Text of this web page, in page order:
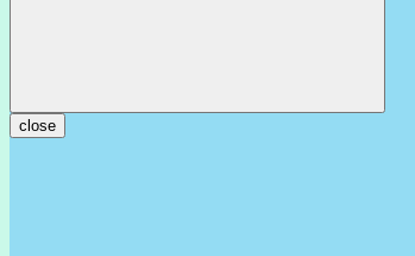
close